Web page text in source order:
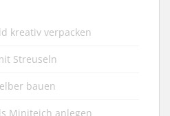
kreativ verpacken
Streuseln
bauen
Miniteich anlegen